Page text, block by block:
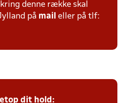
denne række skal
på mail eller på tlf:
dit hold: